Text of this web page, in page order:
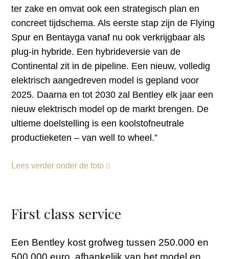
ter zake en omvat ook een strategisch plan en
concreet tijdschema. Als eerste stap zijn de Flying
Spur en Bentayga vanaf nu ook verkrijgbaar als
plug-in hybride. Een hybrideversie van de
Continental zit in de pipeline. Een nieuw, volledig
elektrisch aangedreven model is gepland voor
2025. Daarna en tot 2030 zal Bentley elk jaar een
nieuw elektrisch model op de markt brengen. De
ultieme doelstelling is een koolstofneutrale
productieketen – van well to wheel.”
Lees verder onder de foto
First class service
Een Bentley kost grofweg tussen 250.000 en
500.000 euro, afhankelijk van het model en